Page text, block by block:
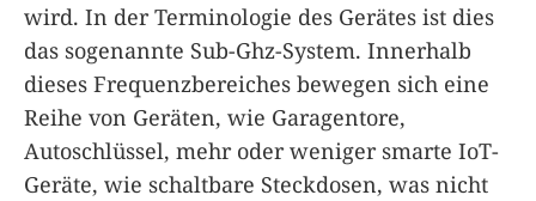
wird. In der Terminologie des Gerätes ist dies
das sogenannte Sub-Ghz-System. Innerhalb
dieses Frequenzbereiches bewegen sich eine
Reihe von Geräten, wie Garagentore,
Autoschlüssel, mehr oder weniger smarte IoT-
Geräte, wie schaltbare Steckdosen, was nicht